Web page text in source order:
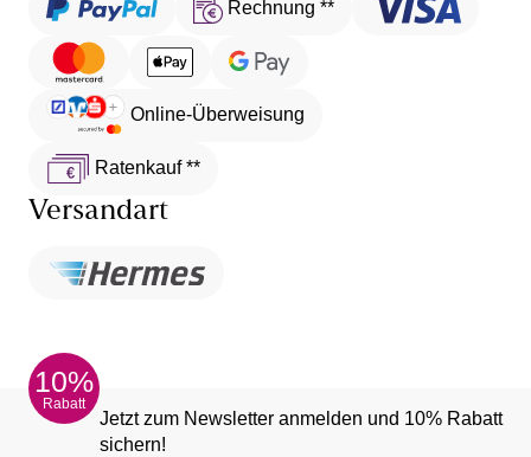
Rechnung **
Online-Überweisung
Ratenkauf **
Versandart
10%
Rabatt
Jetzt zum Newsletter anmelden und 10% Rabatt
sichern!